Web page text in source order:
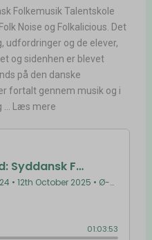
Folkemusik Talentskole
Noise og Folkalicious. Det
udfordringer og de elever,
og sidenhen er blevet
på den danske
fortalt gennem musik og i
... Læs mere